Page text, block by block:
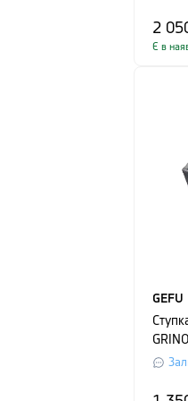
2
Є в
GEFU
сірий